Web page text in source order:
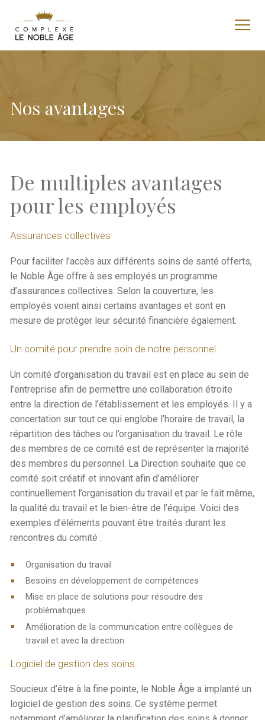
Nos avantages
De multiples avantages
pour les employés
Assurances collectives
Pour faciliter l’accès aux différents soins de santé offerts,
le Noble Âge offre à ses employés un programme
d’assurances collectives. Selon la couverture, les
employés voient ainsi certains avantages et sont en
mesure de protéger leur sécurité financière également.
Un comité pour prendre soin de notre personnel
Un comité d’organisation du travail est en place au sein de
l’entreprise afin de permettre une collaboration étroite
entre la direction de l’établissement et les employés. Il y a
concertation sur tout ce qui englobe l’horaire de travail, la
répartition des tâches ou l’organisation du travail. Le rôle
des membres de ce comité est de représenter la majorité
des membres du personnel. La Direction souhaite que ce
comité soit créatif et innovant afin d’améliorer
continuellement l’organisation du travail et par le fait même,
la qualité du travail et le bien-être de l’équipe. Voici des
exemples d’éléments pouvant être traités durant les
rencontres du comité :
Organisation du travail
Besoins en développement de compétences
Mise en place de solutions pour résoudre des
problématiques
Amélioration de la communication entre collègues de
travail et avec la direction
Logiciel de gestion des soins
Soucieux d’être à la fine pointe, le Noble Âge a implanté un
logiciel de gestion des soins. Ce système permet